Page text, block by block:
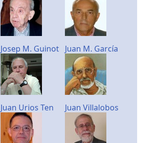
Josep M. Guinot Juan M. García
Juan Urios Ten Juan Villalobos